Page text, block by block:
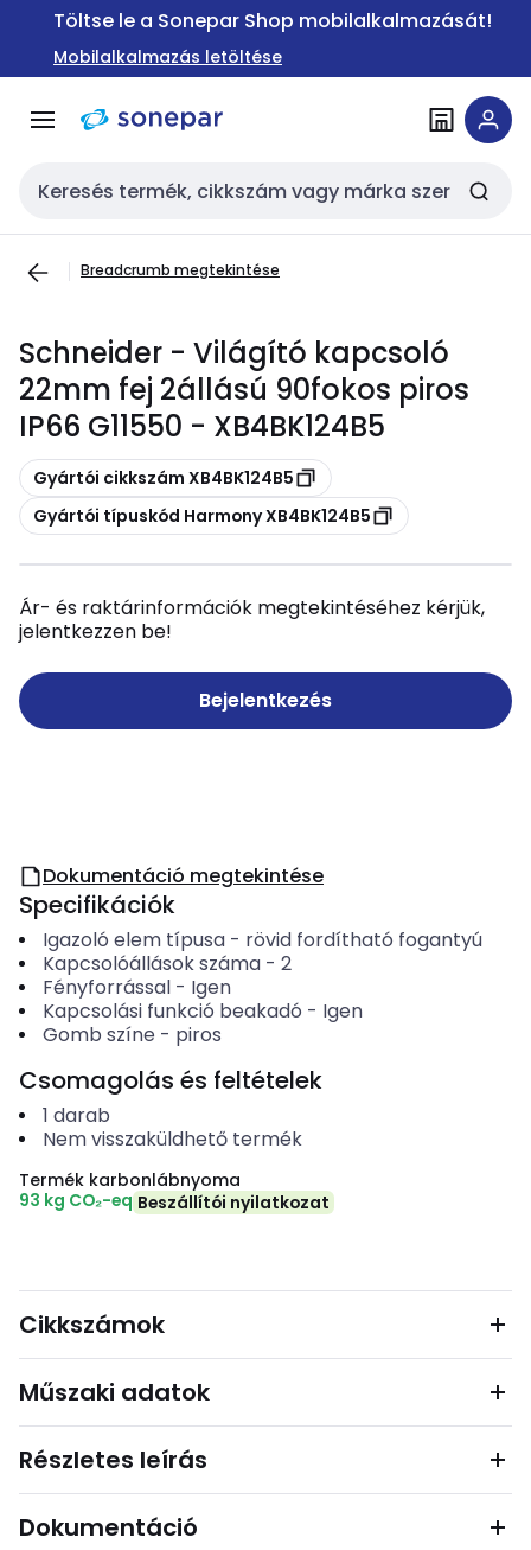
Ugrás a
Ugrás a
tartalomra
Töltse le a Sonepar Shop mobilalkalmazását!
Mobilalkalmazás letöltése
Keresési bemenet
Breadcrumb megtekintése
Schneider - Világító kapcsoló
22mm fej 2állású 90fokos piros
IP66 G11550 - XB4BK124B5
Másolás
Gyártói cikkszám XB4BK124B5
Másolás
Gyártói típuskód Harmony XB4BK124B5
Ár- és raktárinformációk megtekintéséhez kérjük,
jelentkezzen be!
Bejelentkezés
Dokumentáció megtekintése
Specifikációk
Igazoló elem típusa- rövid fordítható fogantyú
Kapcsolóállások száma- 2
Fényforrással- Igen
Kapcsolási funkció beakadó - Igen
Gomb színe - piros
Csomagolás és feltételek
1 darab
Nem visszaküldhető termék
Termék karbonlábnyoma
93 kg CO₂-eq Beszállítói nyilatkozat
Cikkszámok
Műszaki adatok
Részletes leírás
Dokumentáció